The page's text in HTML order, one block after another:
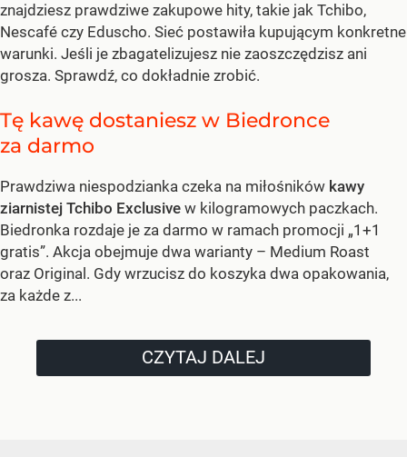
znajdziesz prawdziwe zakupowe hity, takie jak Tchibo,
Nescafé czy Eduscho. Sieć postawiła kupującym konkretne
warunki. Jeśli je zbagatelizujesz nie zaoszczędzisz ani
grosza. Sprawdź, co dokładnie zrobić.
Tę kawę dostaniesz w Biedronce
za darmo
Prawdziwa niespodzianka czeka na miłośników kawy
ziarnistej Tchibo Exclusive w kilogramowych paczkach.
Biedronka rozdaje je za darmo w ramach promocji „1+1
gratis”. Akcja obejmuje dwa warianty – Medium Roast
oraz Original. Gdy wrzucisz do koszyka dwa opakowania,
za każde z...
CZYTAJ DALEJ